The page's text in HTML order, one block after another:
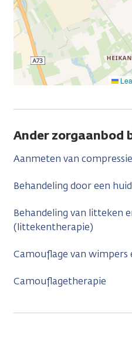
Ander zorgaanbod
Aanmeten van
Behandeling door een
Behandeling van litteken
(littekentherapie)
Camouflage van
Camouflagetherapie